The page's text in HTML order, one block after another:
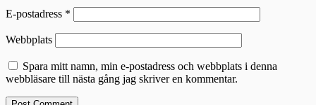
E-postadress *
Webbplats
Spara mitt namn, min e-postadress och webbplats i denna
webbläsare till nästa gång jag skriver en kommentar.